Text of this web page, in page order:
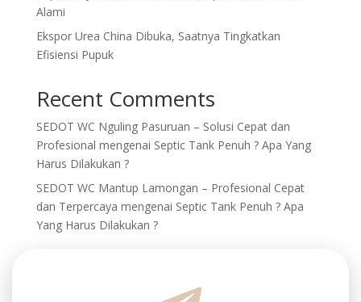
Alami
Ekspor Urea China Dibuka, Saatnya Tingkatkan
Efisiensi Pupuk
Recent Comments
SEDOT WC Nguling Pasuruan – Solusi Cepat dan
Profesional mengenai Septic Tank Penuh ? Apa Yang
Harus Dilakukan ?
SEDOT WC Mantup Lamongan – Profesional Cepat
dan Terpercaya mengenai Septic Tank Penuh ? Apa
Yang Harus Dilakukan ?